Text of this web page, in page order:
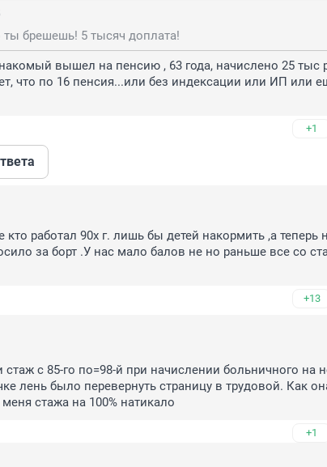
ты брешешь! 5 тысяч доплата!
вышел на пенсию , 63 года, начислено 25 тыс
что по 16 пенсия...или без индексации или ИП или
+1
кто работал 90х г. лишь бы детей накормить ,а теперь
за борт .У нас мало балов не но раньше все со
+13
с 85-го по=98-й при начислении больничного на
лень было перевернуть страницу в трудовой. Как
стажа на 100% натикало
+1